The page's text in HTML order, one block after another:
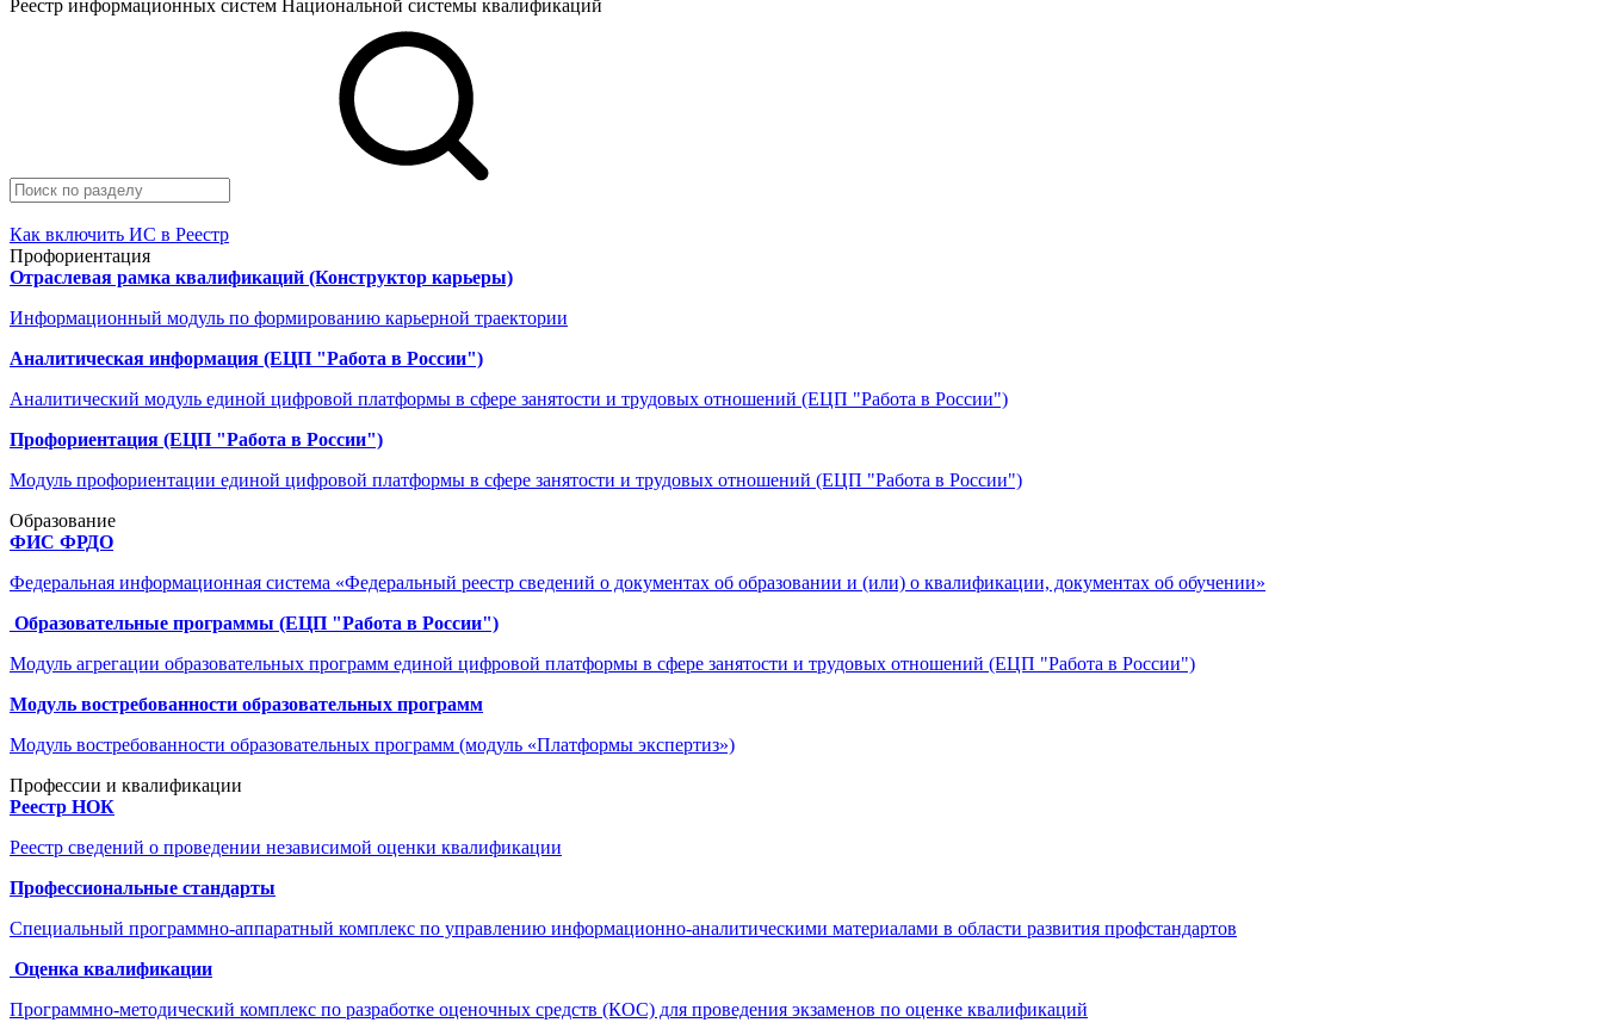
Реестр информационных систем Национальной системы квалификаций
Как включить ИС в Реестр
Профориентация
Отраслевая рамка квалификаций (Конструктор карьеры)
Информационный модуль по формированию карьерной траектории
Аналитическая информация (ЕЦП "Работа в России")
Аналитический модуль единой цифровой платформы в сфере занятости и трудовых отношений (ЕЦП "Работа в России")
Профориентация (ЕЦП "Работа в России")
Модуль профориентации единой цифровой платформы в сфере занятости и трудовых отношений (ЕЦП "Работа в России")
Образование
ФИС ФРДО
Федеральная информационная система «Федеральный реестр сведений о документах об образовании и (или) о квалификации, документах об обучении»
Образовательные программы (ЕЦП "Работа в России")
Модуль агрегации образовательных программ единой цифровой платформы в сфере занятости и трудовых отношений (ЕЦП "Работа в России")
Модуль востребованности образовательных программ
Модуль востребованности образовательных программ (модуль «Платформы экспертиз»)
Профессии и квалификации
Реестр НОК
Реестр сведений о проведении независимой оценки квалификации
Профессиональные стандарты
Cпециальный программно-аппаратный комплекс по управлению информационно-аналитическими материалами в области развития профстандартов
Оценка квалификации
Программно-методический комплекс по разработке оценочных средств (КОС) для проведения экзаменов по оценке квалификаций